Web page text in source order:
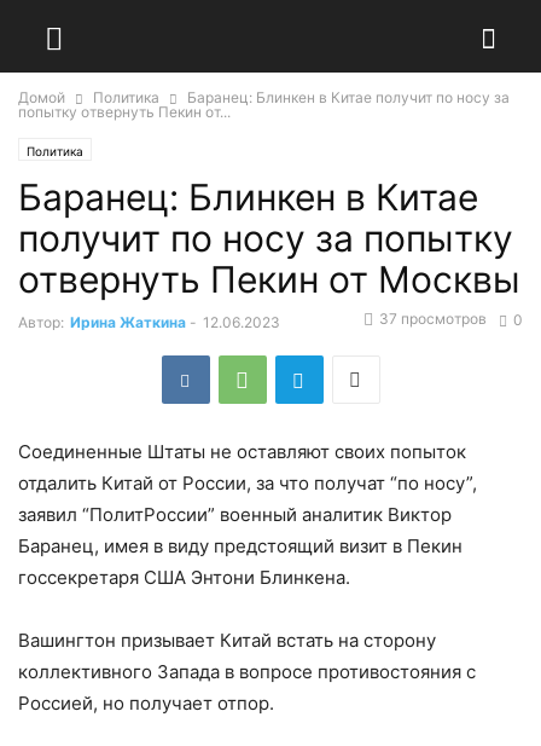
Домой Политика
Баранец: Блинкен в Китае получит по носу за
попытку отвернуть Пекин от...
Политика
Баранец: Блинкен в Китае
получит по носу за попытку
отвернуть Пекин от Москвы
Автор: Ирина Жаткина - 12.06.2023 0
37 просмотров
Соединенные Штаты не оставляют своих попыток
отдалить Китай от России, за что получат “по носу”,
заявил “ПолитРоссии” военный аналитик Виктор
Баранец, имея в виду предстоящий визит в Пекин
госсекретаря США Энтони Блинкена.
Вашингтон призывает Китай встать на сторону
коллективного Запада в вопросе противостояния с
Россией, но получает отпор.